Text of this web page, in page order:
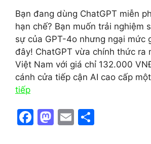
Bạn đang dùng ChatGPT miễn
hạn chế? Bạn muốn trải nghiệm
sự của GPT-4o nhưng ngại mức
đây! ChatGPT vừa chính thức ra
Việt Nam với giá chỉ 132.000
cánh cửa tiếp cận AI cao cấp
tiếp
F
M E